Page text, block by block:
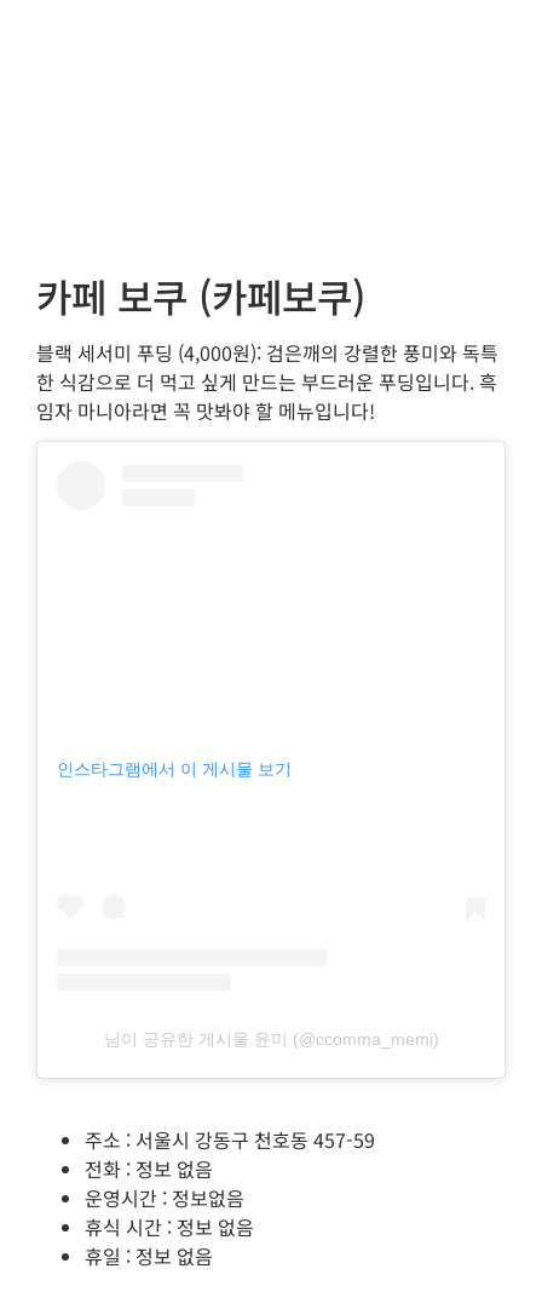
카페 보쿠 (카페보쿠)
블랙 세서미 푸딩 (4,000원): 검은깨의 강렬한 풍미와 독특
한 식감으로 더 먹고 싶게 만드는 부드러운 푸딩입니다. 흑
임자 마니아라면 꼭 맛봐야 할 메뉴입니다!
인스타그램에서 이 게시물 보기
님이 공유한 게시물 윤미 (@ccomma_memi)
주소 : 서울시 강동구 천호동 457-59
전화 : 정보 없음
운영시간 : 정보없음
휴식 시간 : 정보 없음
휴일 : 정보 없음